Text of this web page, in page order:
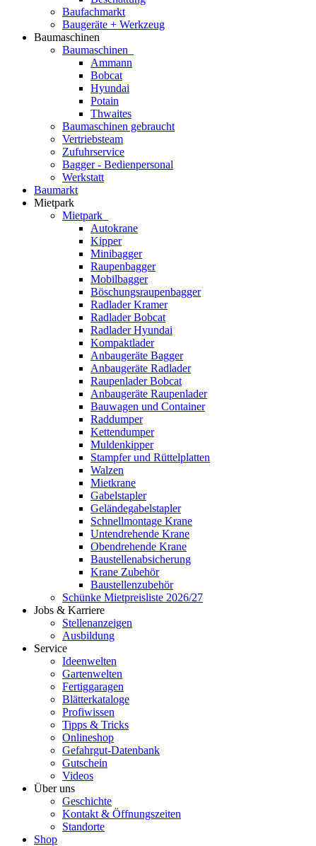
Baufachmarkt
Baugeräte + Werkzeug
Baumaschinen
Baumaschinen
Ammann
Bobcat
Hyundai
Potain
Thwaites
Baumaschinen gebraucht
Vertriebsteam
Zufuhrservice
Bagger - Bedienpersonal
Werkstatt
Baumarkt
Mietpark
Mietpark
Autokrane
Kipper
Minibagger
Raupenbagger
Mobilbagger
Böschungsraupenbagger
Radlader Kramer
Radlader Bobcat
Radlader Hyundai
Kompaktlader
Anbaugeräte Bagger
Anbaugeräte Radlader
Raupenlader Bobcat
Anbaugeräte Raupenlader
Bauwagen und Container
Raddumper
Kettendumper
Muldenkipper
Stampfer und Rüttelplatten
Walzen
Mietkrane
Gabelstapler
Geländegabelstapler
Schnellmontage Krane
Untendrehende Krane
Obendrehende Krane
Baustellenabsicherung
Krane Zubehör
Baustellenzubehör
Schünke Mietpreisliste 2026/27
Jobs & Karriere
Stellenanzeigen
Ausbildung
Service
Ideenwelten
Gartenwelten
Fertiggaragen
Blätterkataloge
Profiwissen
Tipps & Tricks
Onlineshop
Gefahrgut-Datenbank
Gutschein
Videos
Über uns
Geschichte
Kontakt & Öffnungszeiten
Standorte
Shop